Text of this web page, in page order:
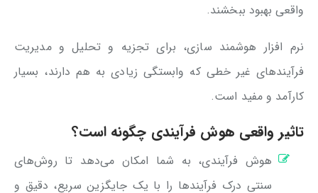
واقعی بهبود ببخشند.
نرم افزار هوشمند سازی، برای تجزیه و تحلیل و مدیریت
فرآیندهای غیر خطی که وابستگی زیادی به هم دارند، بسیار
کارآمد و مفید است.
تاثیر واقعی هوش فرآیندی چگونه است؟
هوش فرآیندی، به شما امکان می‌دهد تا روش‌های
سنتی درک فرآیندها را با یک جایگزین سریع، دقیق و